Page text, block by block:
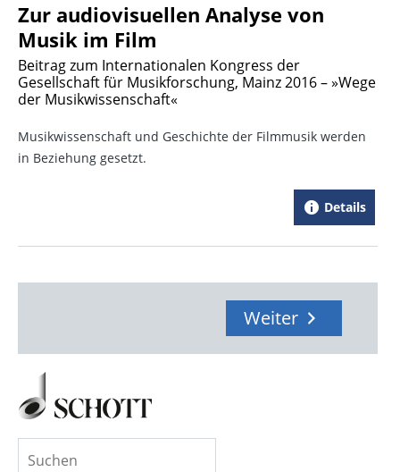
Zur audiovisuellen Analyse von
Musik im Film
Beitrag zum Internationalen Kongress der
Gesellschaft für Musikforschung, Mainz 2016 – »Wege
der Musikwissenschaft«
Musikwissenschaft und Geschichte der Filmmusik werden
in Beziehung gesetzt.
Details
Weiter